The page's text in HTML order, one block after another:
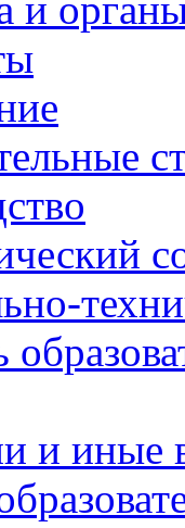
и иные